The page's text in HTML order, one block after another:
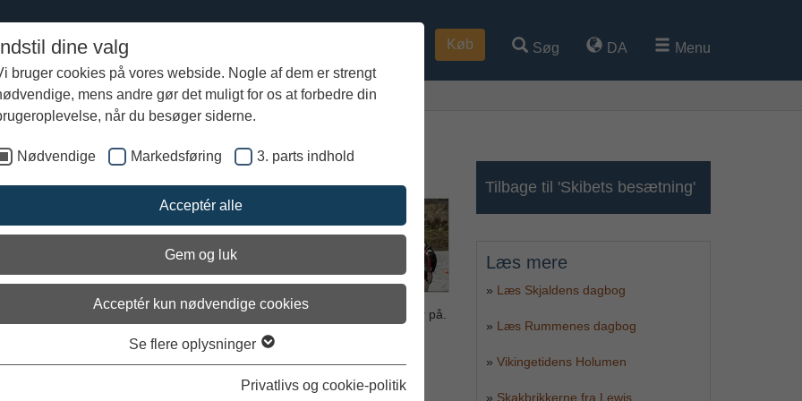
dine valg
bruger cookies på vores webside. Nogle af dem er strengt
mens andre gør det muligt for os at forbedre din
når du besøger siderne.
Nødvendige Markedsføring 3. parts indhold
Acceptér alle
Gem og luk
Acceptér kun nødvendige cookies
Se flere oplysninger
Privatlivs og cookie-politik
Køb Søg DA Menu
Nutidens Besætning Gaster
besætning om bord på kaldes gaster og
frivillige, der har meldt sig til projektet. Ingen
vikingetiden tvunget at sejle med, men alle er
og udtaget af skibets skipper,
og rumformænd.
organiseret i
som afgrænses af de tofter (bænke), som roerne sidder på.
har en formand, som sikrer, at gasterne i rummet udfører deres
overholder deres vagter og melder tilbage til skipper. Gasterne har
i rummene, så alle ved hvor de skal pakke deres grej ned og hvilke
de skal tage fat på.
Tilbage til 'Skibets besætning'
Læs mere
» Læs Skjaldens dagbog
» Læs Rummenes dagbog
» Vikingetidens Holumen
» Skakbrikkerne fra Lewis